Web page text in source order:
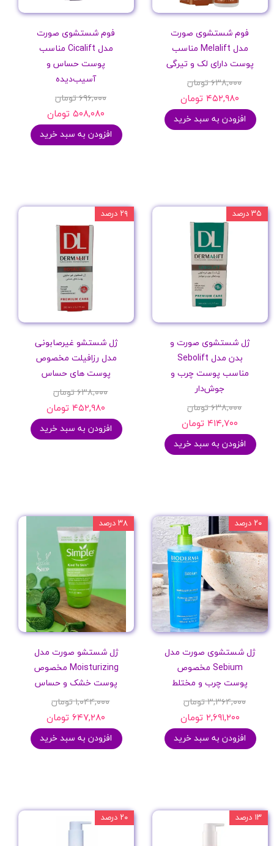
فوم شستشوی صورت
مدل Melalift مناسب
پوست دارای لک و تیرگی
۶۳۸,۰۰۰ تومان
۴۵۲,۹۸۰ تومان
افزودن به سبد خرید
فوم شستشوی صورت
مدل Cicalift مناسب
پوست حساس و
آسیب‌دیده
۶۹۶,۰۰۰ تومان
۵۰۸,۰۸۰ تومان
افزودن به سبد خرید
ژل شستشوی صورت و
بدن مدل Sebolift
مناسب پوست چرب و
جوش‌دار
۶۳۸,۰۰۰ تومان
۴۱۴,۷۰۰ تومان
افزودن به سبد خرید
۳۵ درصد
ژل شستشو غیرصابونی
مدل رزافیلت مخصوص
پوست های حساس
۶۳۸,۰۰۰ تومان
۴۵۲,۹۸۰ تومان
افزودن به سبد خرید
۲۹ درصد
ژل شستشوی صورت مدل
Sebium مخصوص
پوست چرب و مختلط
۳,۳۶۴,۰۰۰ تومان
۲,۶۹۱,۲۰۰ تومان
افزودن به سبد خرید
۲۰ درصد
ژل شستشو صورت مدل
Moisturizing مخصوص
پوست خشک و حساس
۱,۰۴۴,۰۰۰ تومان
۶۴۷,۲۸۰ تومان
افزودن به سبد خرید
۳۸ درصد
۱۳ درصد ۲۰ درصد